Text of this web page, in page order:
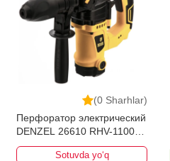
(0 Sharhlar)
Перфоратор электрический
DENZEL 26610 RHV-1100-
26
Sotuvda yo‘q